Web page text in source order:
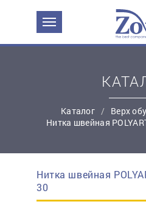
Каталог Верх
Нитка швейная
Нитка швейная
30
ЗАДАТЬ ВОПРОС О
Эл. почта:*
Контактный телефон:*
Ваш вопрос: